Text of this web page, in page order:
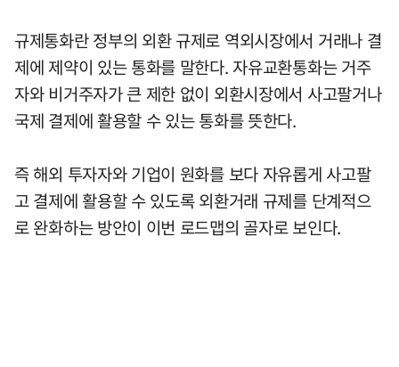
규제통화란 정부의 외환 규제로 역외시장에서 거래나 결
제에 제약이 있는 통화를 말한다. 자유교환통화는 거주
자와 비거주자가 큰 제한 없이 외환시장에서 사고팔거나
국제 결제에 활용할 수 있는 통화를 뜻한다.
즉 해외 투자자와 기업이 원화를 보다 자유롭게 사고팔
고 결제에 활용할 수 있도록 외환거래 규제를 단계적으
로 완화하는 방안이 이번 로드맵의 골자로 보인다.